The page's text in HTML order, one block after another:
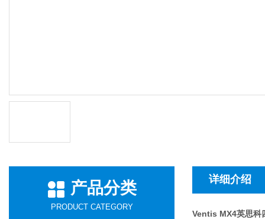
产品分类
PRODUCT CATEGORY
详细介绍
Ventis MX4英思科